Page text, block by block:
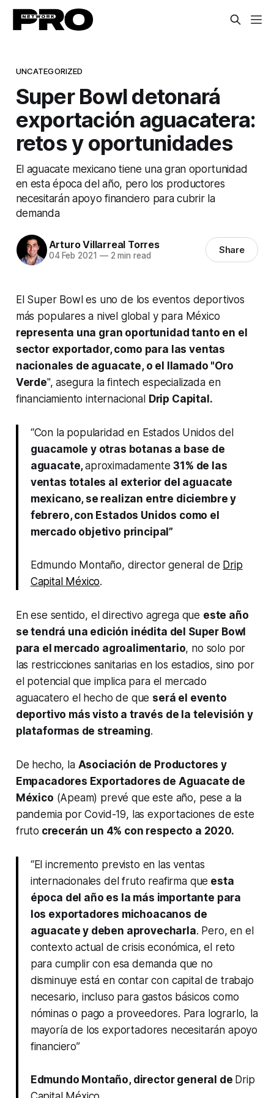
UNCATEGORIZED
Super Bowl detonará
exportación aguacatera:
retos y oportunidades
El aguacate mexicano tiene una gran oportunidad
en esta época del año, pero los productores
necesitarán apoyo financiero para cubrir la
demanda
Arturo Villarreal Torres
04 Feb 2021 —2 min read Share
El Super Bowl es uno de los eventos deportivos
más populares a nivel global y para México
representa una gran oportunidad tanto en el
sector exportador, como para las ventas
nacionales de aguacate, o el llamado "Oro
Verde", asegura lafintech especializada en
financiamiento internacional Drip Capital.
“Con la popularidad en Estados Unidos del
guacamole y otras botanas a base de
aguacate,aproximadamente31% de las
ventas totales al exterior del aguacate
mexicano, se realizan entre diciembre y
febrero, con Estados Unidos como el
mercado objetivo principal”
Edmundo Montaño, director general de Drip
Capital México.
En ese sentido, el directivo agrega que este año
se tendrá una edición inédita del Super Bowl
para el mercado agroalimentario, no solo por
las restricciones sanitarias en los estadios, sino por
el potencial que implica para el mercado
aguacatero el hecho de que será el evento
deportivo más visto a través de la televisión y
plataformas de streaming.
De hecho, la Asociación de Productores y
Empacadores Exportadores de Aguacate de
México (Apeam) prevé que este año, pese a la
pandemia por Covid-19, las exportaciones de este
fruto crecerán un 4% con respecto a 2020.
“El incremento previsto en las ventas
internacionales del fruto reafirma que esta
época del año es la más importante para
los exportadores michoacanos de
aguacate y deben aprovecharla. Pero, en el
contexto actual de crisis económica, el reto
para cumplir con esa demanda que no
disminuye está en contar con capital de trabajo
necesario, incluso para gastos básicos como
nóminas o pago a proveedores. Para lograrlo, la
mayoría de los exportadores necesitarán apoyo
financiero”
Edmundo Montaño, director general de Drip